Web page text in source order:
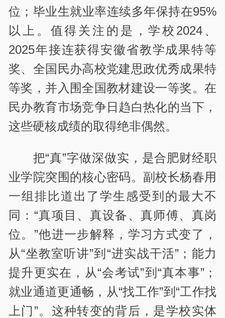
位；毕业生就业率连续多年保持在95%
以上。值得关注的是，学校2024、
2025年接连获得安徽省教学成果特等
奖、全国民办高校党建思政优秀成果特
等奖，并入围全国教材建设一等奖。在
民办教育市场竞争日趋白热化的当下，
这些硬核成绩的取得绝非偶然。
把“真”字做深做实，是合肥财经职
业学院突围的核心密码。副校长杨春用
一组排比道出了学生感受到的最大不
同：“真项目、真设备、真师傅、真岗
位。”他进一步解释，学习方式变了，
从“坐教室听讲”到“进实战干活”；能力
提升更实在，从“会考试”到“真本事”；
就业通道更通畅，从“找工作”到“工作找
上门”。这种转变的背后，是学校实体